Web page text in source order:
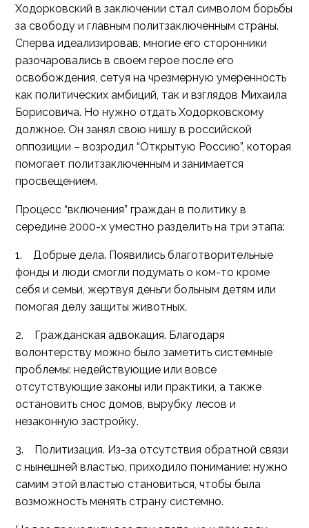
Ходорковский в заключении стал символом борьбы
за свободу и главным политзаключенным страны.
Сперва идеализировав, многие его сторонники
разочаровались в своем герое после его
освобождения, сетуя на чрезмерную умеренность
как политических амбиций, так и взглядов Михаила
Борисовича. Но нужно отдать Ходорковскому
должное. Он занял свою нишу в российской
оппозиции – возродил “Открытую Россию”, которая
помогает политзаключенным и занимается
просвещением.
Процесс “включения” граждан в политику в
середине 2000-х уместно разделить на три этапа:
1. Добрые дела. Появились благотворительные
фонды и люди смогли подумать о ком-то кроме
себя и семьи, жертвуя деньги больным детям или
помогая делу защиты животных.
2. Гражданская адвокация. Благодаря
волонтерству можно было заметить системные
проблемы: недействующие или вовсе
отсутствующие законы или практики, а также
остановить снос домов, вырубку лесов и
незаконную застройку.
3. Политизация. Из-за отсутствия обратной связи
с нынешней властью, приходило понимание: нужно
самим этой властью становиться, чтобы была
возможность менять страну системно.